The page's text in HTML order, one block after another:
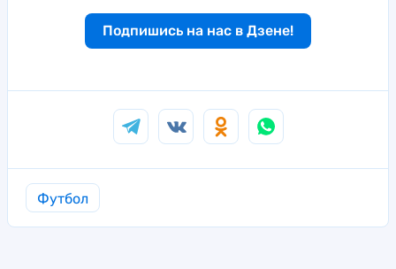
Подпишись на нас в Дзене!
Футбол